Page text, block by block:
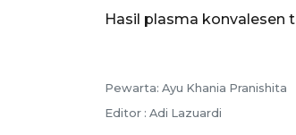
Hasil plasma konvalesen
Pewarta: Ayu Khania Pranishita
Editor : Adi Lazuardi